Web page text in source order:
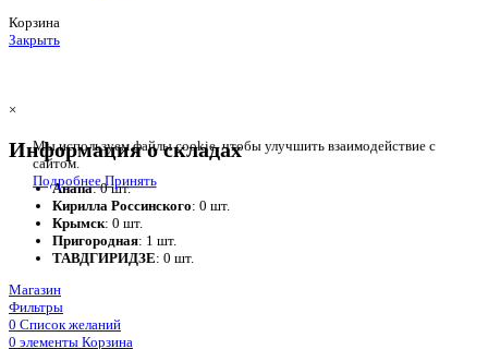
Корзина
Закрыть
Мы используем файлы cookie, чтобы улучшить взаимодействие с
сайтом.
ПодробнееПринять
×
Информация о складах
Анапа: 0 шт.
Кирилла Россинского: 0 шт.
Крымск: 0 шт.
Пригородная: 1 шт.
ТАВДГИРИДЗЕ: 0 шт.
Магазин
Фильтры
0 Список желаний
0 элементы Корзина